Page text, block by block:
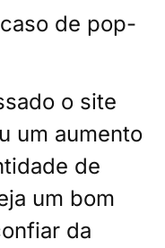
de pop-
o site
um aumento
de
um bom
da